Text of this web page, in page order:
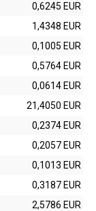
0,6245 EUR
1,4348 EUR
0,1005 EUR
0,5764 EUR
0,0614 EUR
21,4050 EUR
0,2374 EUR
0,2057 EUR
0,1013 EUR
0,3187 EUR
2,5786 EUR